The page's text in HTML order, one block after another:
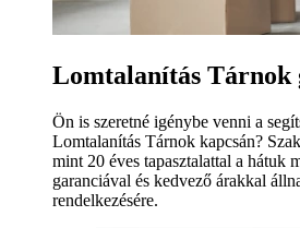
Lomtalanítás Tárnok
Ön is szeretné igénybe venni a
Lomtalanítás Tárnok kapcsán?
mint 20 éves tapasztalattal a hátuk
garanciával és kedvező árakkal
rendelkezésére.